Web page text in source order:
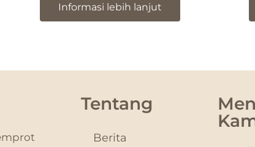
Informasi lebih lanjut
Tentang
Berita